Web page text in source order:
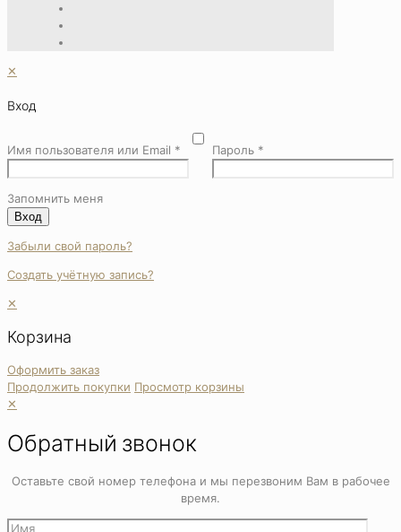
✕
Вход
Имя пользователя или Email * Пароль *
Запомнить меня
Вход
Забыли свой пароль?
Создать учётную запись?
✕
Корзина
Оформить заказ
Продолжить покупки Просмотр корзины
✕
Обратный звонок
Оставьте свой номер телефона и мы перезвоним Вам в рабочее
время.